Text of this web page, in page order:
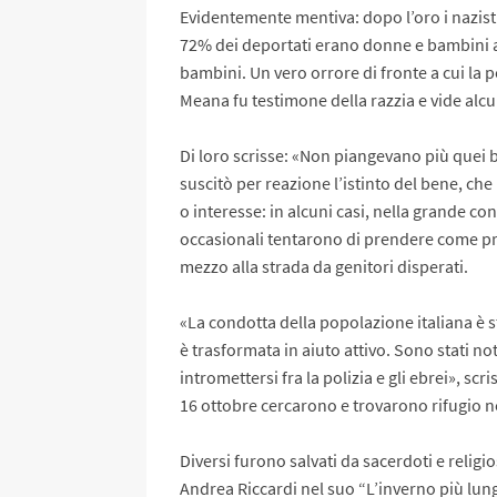
Evidentemente mentiva: dopo l’oro i
72% dei deportati erano donne e
bambini. Un vero orrore di fronte a cui la
Meana fu testimone della razzia e vide
Di loro scrisse: «Non piangevano più
suscitò per reazione l’istinto del bene,
o interesse: in alcuni casi, nella grande
occasionali tentarono di prendere come
mezzo alla strada da genitori disperati.
«La condotta della popolazione italiana è
è trasformata in aiuto attivo. Sono stati
intromettersi fra la polizia e gli ebrei»,
16 ottobre cercarono e trovarono rifugio
Diversi furono salvati da sacerdoti e
Andrea Riccardi nel suo “L’inverno più